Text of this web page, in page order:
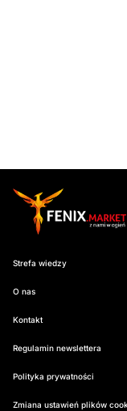
Strefa wiedzy
O nas
Kontakt
Regulamin newslettera
Polityka prywatności
Zmiana ustawień plików